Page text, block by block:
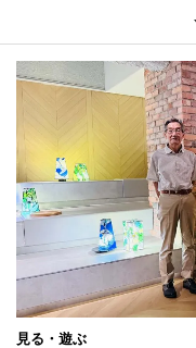
見る・遊ぶ